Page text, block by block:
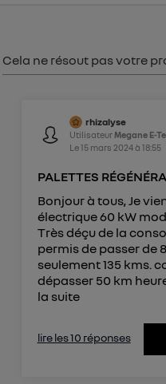
Cela ne résout pas votre
rhizalyse
Utilisateur Megane E-
Le15 mars 2024à 18:55
PALETTES
Bonjour à tous, Je
électrique 60 kW
Très déçu de la
permis de passer de
seulement 135 kms.
dépasser 50 km
la suite
lire les 10 réponses
Pour plus
Politique